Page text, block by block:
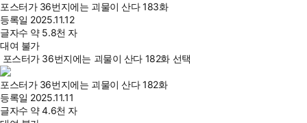
포스터가 36번지에는 괴물이 산다 183화
등록일 2025.11.12
글자수 약 5.8천 자
대여 불가
포스터가 36번지에는 괴물이 산다 182화 선택
포스터가 36번지에는 괴물이 산다 182화
등록일 2025.11.11
글자수 약 4.6천 자